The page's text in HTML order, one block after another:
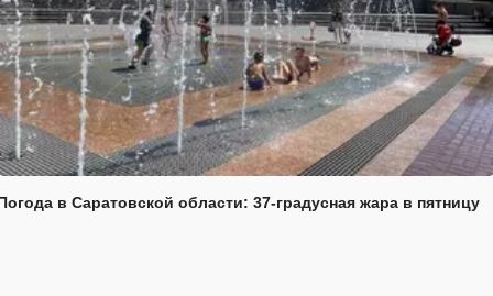
в Саратовской области: 37-градусная жара в пятницу